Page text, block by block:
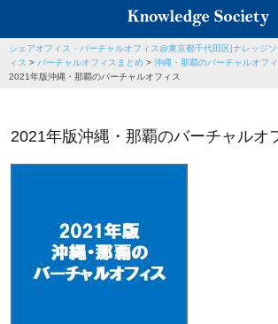
シェアオフィス・バーチャルオフィス@東京都千代田区|ナレッジソ
ィス > バーチャルオフィスまとめ > 沖縄・那覇のバーチャルオフ
2021年版沖縄・那覇のバーチャルオフィス
2021年版沖縄・那覇のバーチャルオ